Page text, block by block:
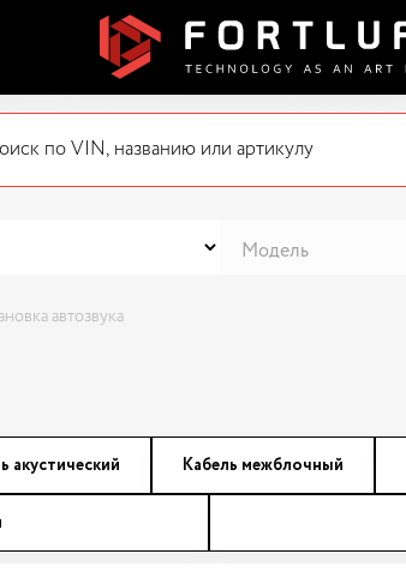
автозвука
акустический Кабель межблочный